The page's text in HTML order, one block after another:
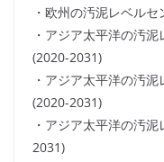
・欧州の汚泥レベル
・アジア太平洋の汚
(2020-2031)
・アジア太平洋の汚
(2020-2031)
・アジア太平洋の汚
2031)